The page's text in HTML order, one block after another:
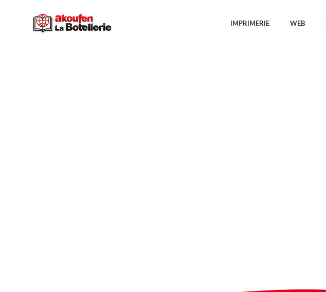
IMPRIMERIE WEB